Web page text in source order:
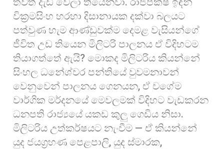
වික්‍රමසිංහ හරහා දිසානායක දක්වා බලයට
පත්වුණ හැම ආණ්ඩුවක්ම දෙමළ වැසියන්ගේ
ජීවිත උඩ තියෙන මිලිටරි පාලනය ඒ විදිහටම
තියාගත්තේ ඇයි? මොකද මිලිටරිය කියන්නේ
සිංහල ධනේශ්වර පන්තියේ වුවමනාවන්
වෙනුවෙන් පාලනය ගෙනයන, ඒ වගේම
වාර්ගික මර්දනයේ මෙවලමක් විදිහට වැඩකරන
ධනපති රාජ්‍යයේ යකඩ කුලු ගෙඩිය නිසා.
මිලිටරිය උත්කර්ෂයට නැංවීම — ඒ කියන්නේ
යුද ජයග්‍රහණ පෙළපාලි, යුද ස්මාරක,